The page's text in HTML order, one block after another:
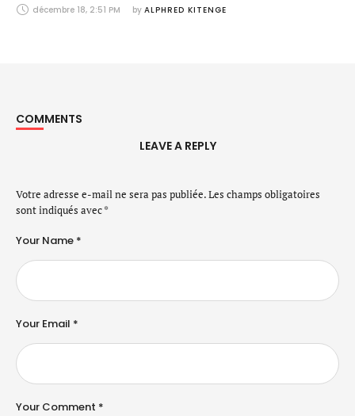
décembre 18, 2:51 PM by ALPHRED KITENGE
COMMENTS
LEAVE A REPLY
Votre adresse e-mail ne sera pas publiée.Les champs obligatoires
sont indiqués avec*
Your Comment *
Your Name *
Your Email *